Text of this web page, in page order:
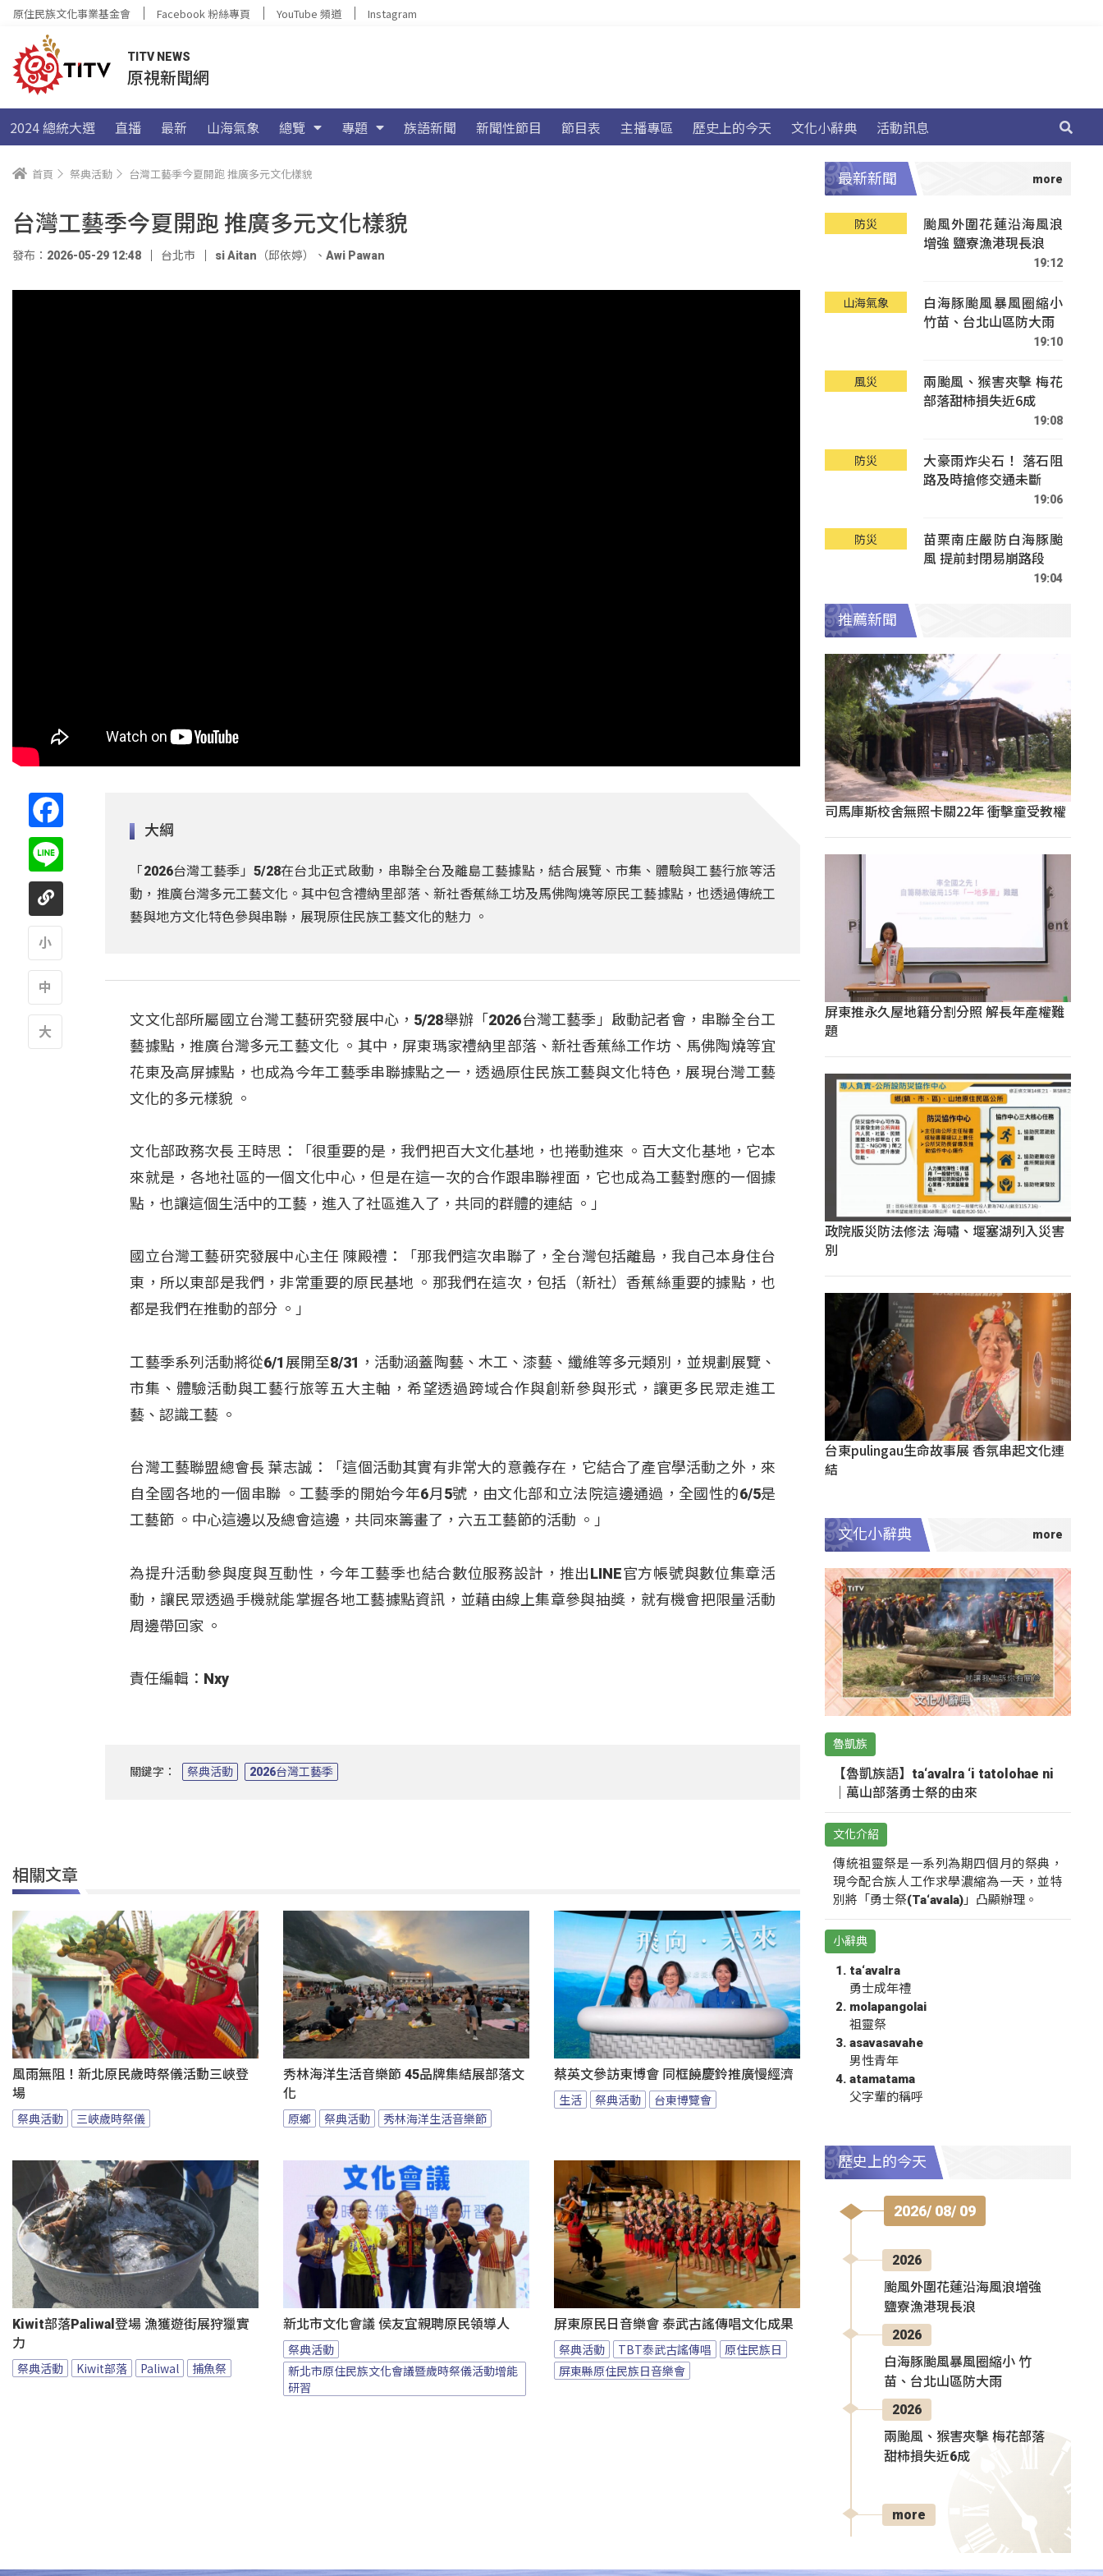
原住民族文化事業基金會 Facebook 粉絲專頁 YouTube 頻道 Instagram
TITV NEWS
原視新聞網
2024 總統大選 直播 最新 山海氣象 總覽 專題 族語新聞 新聞性節目 節目表 主播專區 歷史上的今天 文化小辭典 活動訊息
首頁 祭典活動 台灣工藝季今夏開跑 推廣多元文化樣貌
台灣工藝季今夏開跑 推廣多元文化樣貌
發布：2026-05-29 12:48 台北市 si Aitan（邱依婷） 、 Awi Pawan
大綱
「2026台灣工藝季」5/28在台北正式啟動，串聯全台及離島工藝據點，結合展覽、市集、體驗與工藝行旅等活
動，推廣台灣多元工藝文化。其中包含禮納里部落、新社香蕉絲工坊及馬佛陶燒等原民工藝據點，也透過傳統工
藝與地方文化特色參與串聯，展現原住民族工藝文化的魅力 。
文文化部所屬國立台灣工藝研究發展中心，5/28舉辦「2026台灣工藝季」啟動記者會，串聯全台工
藝據點，推廣台灣多元工藝文化 。其中，屏東瑪家禮納里部落、新社香蕉絲工作坊、馬佛陶燒等宜
花東及高屏據點，也成為今年工藝季串聯據點之一，透過原住民族工藝與文化特色，展現台灣工藝
文化的多元樣貌 。
文化部政務次長 王時思：「很重要的是，我們把百大文化基地，也捲動進來 。百大文化基地，它本
來就是，各地社區的一個文化中心，但是在這一次的合作跟串聯裡面，它也成為工藝對應的一個據
點，也讓這個生活中的工藝，進入了社區進入了，共同的群體的連結 。」
國立台灣工藝研究發展中心主任 陳殿禮：「那我們這次串聯了，全台灣包括離島，我自己本身住台
東，所以東部是我們，非常重要的原民基地 。那我們在這次，包括（新社）香蕉絲重要的據點，也
都是我們在推動的部分 。」
工藝季系列活動將從6/1展開至8/31，活動涵蓋陶藝、木工、漆藝、纖維等多元類別，並規劃展覽、
市集、體驗活動與工藝行旅等五大主軸，希望透過跨域合作與創新參與形式，讓更多民眾走進工
藝、認識工藝 。
台灣工藝聯盟總會長 葉志誠：「這個活動其實有非常大的意義存在，它結合了產官學活動之外，來
自全國各地的一個串聯 。工藝季的開始今年6月5號，由文化部和立法院這邊通過，全國性的6/5是
工藝節 。中心這邊以及總會這邊，共同來籌畫了，六五工藝節的活動 。」
為提升活動參與度與互動性，今年工藝季也結合數位服務設計，推出LINE官方帳號與數位集章活
動，讓民眾透過手機就能掌握各地工藝據點資訊，並藉由線上集章參與抽獎，就有機會把限量活動
周邊帶回家 。
責任編輯：Nxy
關鍵字： 祭典活動 2026台灣工藝季
相關文章
風雨無阻！新北原民歲時祭儀活動三峽登
場
祭典活動 三峽歲時祭儀
秀林海洋生活音樂節 45品牌集結展部落文
化
原鄉 祭典活動 秀林海洋生活音樂節
蔡英文參訪東博會 同框饒慶鈴推廣慢經濟
生活 祭典活動 台東博覽會
Kiwit部落Paliwal登場 漁獲遊街展狩獵實
力
祭典活動 Kiwit部落 Paliwal 捕魚祭
新北市文化會議 侯友宜親聘原民領導人
祭典活動
新北市原住民族文化會議暨歲時祭儀活動增能
研習
屏東原民日音樂會 泰武古謠傳唱文化成果
祭典活動 TBT泰武古謠傳唱
原住民族日
屏東縣原住民族日音樂會
最新新聞
防災
颱風外圍花蓮沿海風浪
增強 鹽寮漁港現長浪
19:12
山海氣象
白海豚颱風暴風圈縮小
竹苗、台北山區防大雨
19:10
風災
兩颱風、猴害夾擊 梅花
部落甜柿損失近6成
19:08
防災
大豪雨炸尖石！ 落石阻
路及時搶修交通未斷
19:06
防災
苗栗南庄嚴防白海豚颱
風 提前封閉易崩路段
19:04
推薦新聞
司馬庫斯校舍無照卡關22年 衝擊童受教權
屏東推永久屋地籍分割分照 解長年產權難
題
政院版災防法修法 海嘯、堰塞湖列入災害
別
台東pulingau生命故事展 香氛串起文化連
結
文化小辭典
魯凱族
【魯凱族語】ta‘avalra ‘i tatolohae ni
｜萬山部落勇士祭的由來
文化介紹
傳統祖靈祭是一系列為期四個月的祭典，
現今配合族人工作求學濃縮為一天，並特
別將「勇士祭(Ta‘avala)」凸顯辦理。
小辭典
ta‘avalra
勇士成年禮
molapangolai
祖靈祭
asavasavahe
男性青年
atamatama
父字輩的稱呼
歷史上的今天
2026/ 08/ 09
2026
颱風外圍花蓮沿海風浪增強
鹽寮漁港現長浪
2026
白海豚颱風暴風圈縮小 竹
苗、台北山區防大雨
2026
兩颱風、猴害夾擊 梅花部落
甜柿損失近6成
more